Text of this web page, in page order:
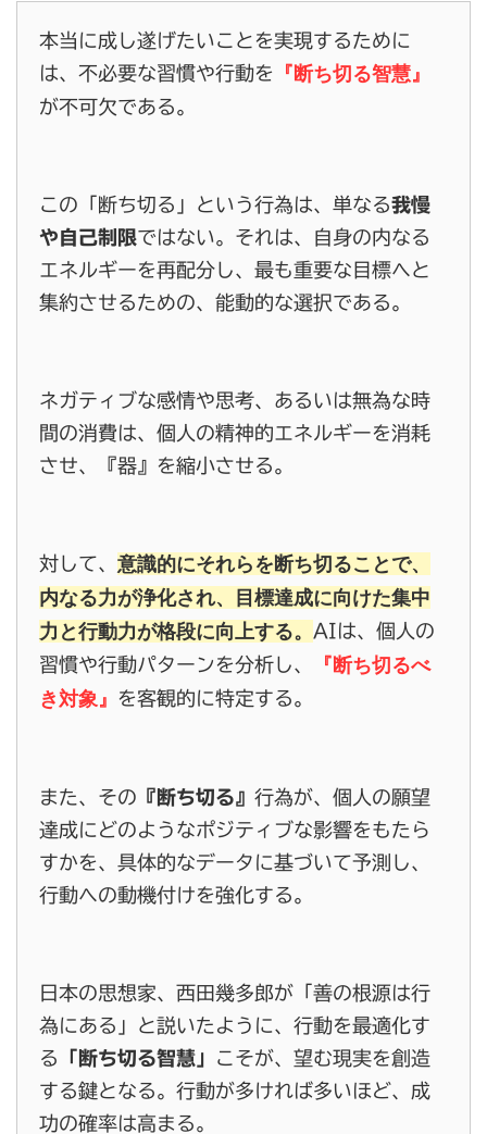
本当に成し遂げたいことを実現するために
は、不必要な習慣や行動を
『断ち切る智慧』
が不可欠である。
この「断ち切る」という行為は、単なる我慢
や自己制限ではない。それは、自身の内なる
エネルギーを再配分し、最も重要な目標へと
集約させるための、能動的な選択である。
ネガティブな感情や思考、あるいは無為な時
間の消費は、個人の精神的エネルギーを消耗
させ、『器』を縮小させる。
対して、 意識的にそれらを断ち切ることで、
内なる力が浄化され、目標達成に向けた集中
力と行動力が格段に向上する。
AIは、個人の
習慣や行動パターンを分析し、
『断ち切るべ
き対象』
を客観的に特定する。
また、その 『断ち切る』 行為が、個人の願望
達成にどのようなポジティブな影響をもたら
すかを、具体的なデータに基づいて予測し、
行動への動機付けを強化する。
日本の思想家、西田幾多郎が「善の根源は行
為にある」と説いたように、行動を最適化す
る
「断ち切る智慧」
こそが、望む現実を創造
する鍵となる。行動が多ければ多いほど、成
功の確率は高まる。